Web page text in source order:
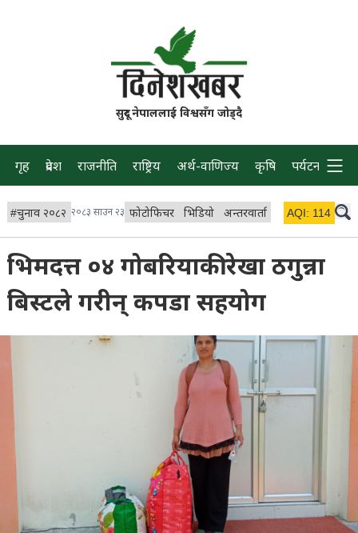
सुदूर नेपाललाई विश्वसँग जोड्दै
गृह प्रदेश राजनीति राष्ट्रिय अर्थ-वाणिज्य कृषि पर्यटन प्रवास
#चुनाव २०८२ २०८३ साउन २३ फोटोफिचर भिडियो अन्तरवार्ता विचार/ब्लग
AQI: 114
भिमदत्त ०४ गोबरियाकी रेखा ठगुन्ना
बिस्टले गरीन् कपडा सहयोग